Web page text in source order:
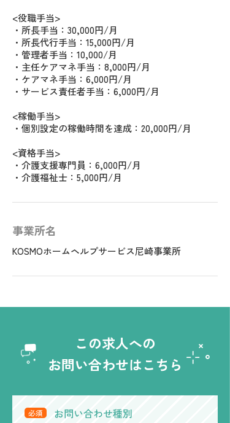
<役職手当>
・所長手当：30,000円/月
・所長代行手当：15,000円/月
・管理者手当：10,000/月
・主任ケアマネ手当：8,000円/月
・ケアマネ手当：6,000円/月
・サービス責任者手当：6,000円/月
<稼働手当>
・個別設定の稼働時間を達成：20,000円/月
<資格手当>
・介護支援専門員：6,000円/月
・介護福祉士：5,000円/月
事業所名
KOSMOホームヘルプサービス尼崎事業所
この求人への
お問い合わせはこちら
必須 お問い合わせ種別